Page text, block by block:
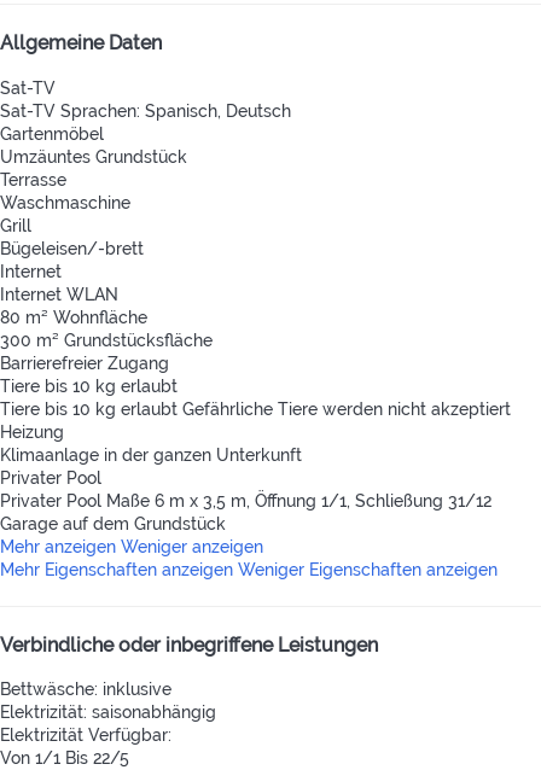
Allgemeine Daten
Sat-TV
Sat-TV Sprachen: Spanisch, Deutsch
Gartenmöbel
Umzäuntes Grundstück
Terrasse
Waschmaschine
Grill
Bügeleisen/-brett
Internet
Internet WLAN
80 m² Wohnfläche
300 m² Grundstücksfläche
Barrierefreier Zugang
Tiere bis 10 kg erlaubt
Tiere bis 10 kg erlaubt Gefährliche Tiere werden nicht akzeptiert
Heizung
Klimaanlage in der ganzen Unterkunft
Privater Pool
Privater Pool Maße 6 m x 3,5 m, Öffnung 1/1, Schließung 31/12
Garage auf dem Grundstück
Mehr anzeigen Weniger anzeigen
Mehr Eigenschaften anzeigen Weniger Eigenschaften anzeigen
Verbindliche oder inbegriffene Leistungen
Bettwäsche: inklusive
Elektrizität: saisonabhängig
Elektrizität Verfügbar:
Von 1/1 Bis 22/5